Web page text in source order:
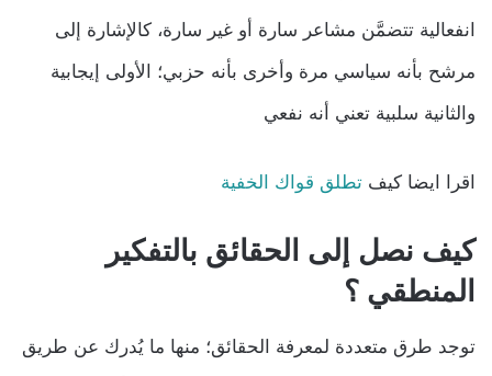
انفعالية تتضمَّن مشاعر سارة أو غير سارة، كالإشارة إلى
مرشح بأنه سياسي مرة وأخرى بأنه حزبي؛ الأولى إيجابية
والثانية سلبية تعني أنه نفعي
اقرا ايضا كيف تطلق قواك الخفية
كيف نصل إلى الحقائق بالتفكير
المنطقي ؟
توجد طرق متعددة لمعرفة الحقائق؛ منها ما يُدرك عن طريق